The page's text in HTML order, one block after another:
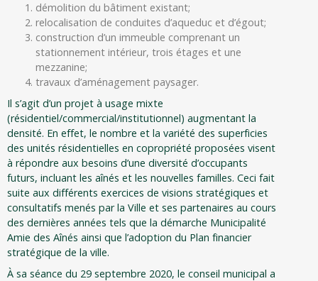
démolition du bâtiment existant;
relocalisation de conduites d’aqueduc et d’égout;
construction d’un immeuble comprenant un
stationnement intérieur, trois étages et une
mezzanine;
travaux d’aménagement paysager.
Il s’agit d’un projet à usage mixte
(résidentiel/commercial/institutionnel) augmentant la
densité. En effet, le nombre et la variété des superficies
des unités résidentielles en copropriété proposées visent
à répondre aux besoins d’une diversité d’occupants
futurs, incluant les aînés et les nouvelles familles. Ceci fait
suite aux différents exercices de visions stratégiques et
consultatifs menés par la Ville et ses partenaires au cours
des dernières années tels que la démarche Municipalité
Amie des Aînés ainsi que l’adoption du Plan financier
stratégique de la ville.
À sa séance du 29 septembre 2020, le conseil municipal a